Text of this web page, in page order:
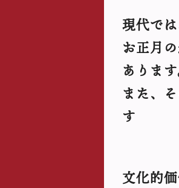
現代で
お正月
あります
また、
す
文化的